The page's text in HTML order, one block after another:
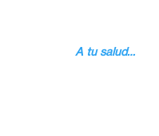
A tu salud…